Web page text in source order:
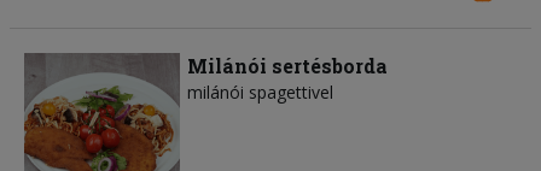
Milánói sertésborda
milánói spagettivel